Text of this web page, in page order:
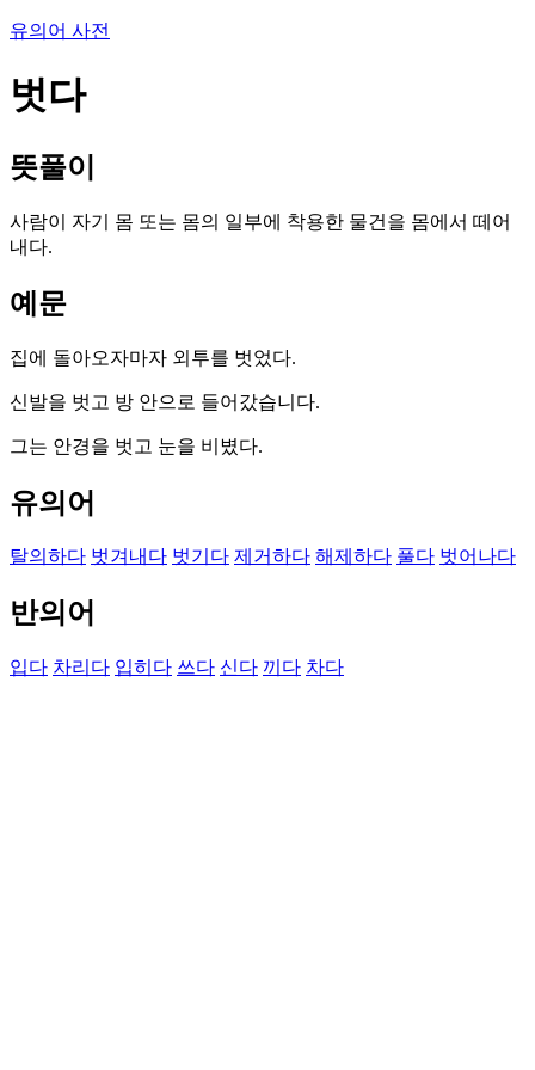
유의어 사전
벗다
뜻풀이
사람이 자기 몸 또는 몸의 일부에 착용한 물건을 몸에서 떼어
내다.
예문
집에 돌아오자마자 외투를 벗었다.
신발을 벗고 방 안으로 들어갔습니다.
그는 안경을 벗고 눈을 비볐다.
유의어
탈의하다 벗겨내다 벗기다 제거하다 해제하다 풀다 벗어나다
반의어
입다 차리다 입히다 쓰다 신다 끼다 차다